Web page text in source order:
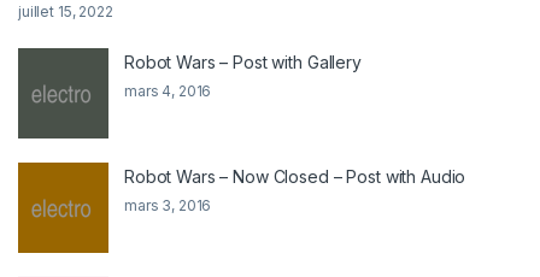
juillet 15, 2022
Robot Wars – Post with Gallery
mars 4, 2016
Robot Wars – Now Closed – Post with Audio
mars 3, 2016